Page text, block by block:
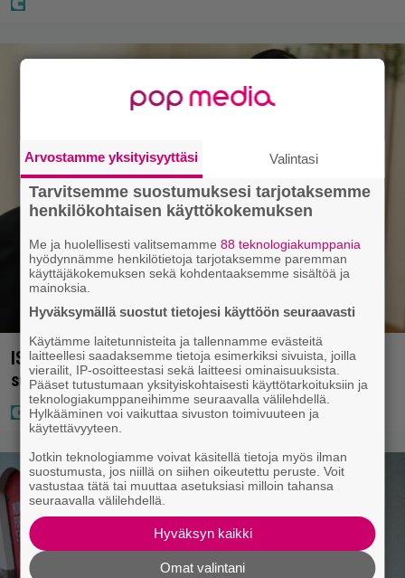
IS: Hjalliksen ja Jasminen häissä suomalainen
supertähti
Arvostamme yksityisyyttäsi Valintasi
Tarvitsemme suostumuksesi tarjotaksemme
henkilökohtaisen käyttökokemuksen
Me ja huolellisesti valitsemamme88 teknologiakumppania
hyödynnämme henkilötietoja tarjotaksemme paremman
käyttäjäkokemuksen sekä kohdentaaksemme sisältöä ja
mainoksia.
Hyväksymällä suostut tietojesi käyttöön seuraavasti
Käytämme laitetunnisteita ja tallennamme evästeitä
laitteellesi saadaksemme tietoja esimerkiksi sivuista, joilla
vierailit, IP-osoitteestasi sekä laitteesi ominaisuuksista.
Pääset tutustumaan yksityiskohtaisesti käyttötarkoituksiin ja
teknologiakumppaneihimme seuraavalla välilehdellä.
Hylkääminen voi vaikuttaa sivuston toimivuuteen ja
käytettävyyteen.
Jotkin teknologiamme voivat käsitellä tietoja myös ilman
suostumusta, jos niillä on siihen oikeutettu peruste. Voit
vastustaa tätä tai muuttaa asetuksiasi milloin tahansa
seuraavalla välilehdellä.
Hyväksyn kaikki
Omat valintani